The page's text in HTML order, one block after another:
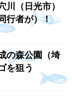
川（日光市）
行者が）！
の森公園（埼
を狙う